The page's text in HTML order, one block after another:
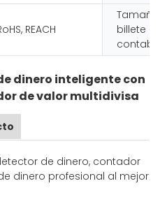
REACH
Tamaño
billete
contable:
dinero inteligente con
de valor multidivisa